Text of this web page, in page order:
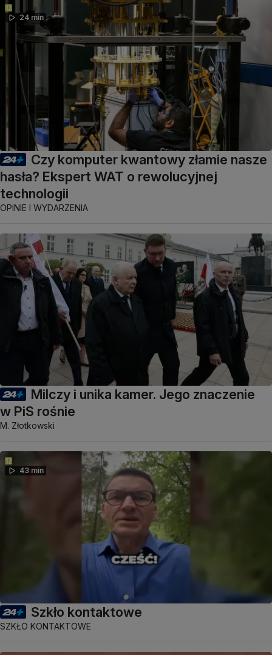
24 min
Czy komputer kwantowy złamie nasze
hasła? Ekspert WAT o rewolucyjnej
technologii
OPINIE I WYDARZENIA
Milczy i unika kamer. Jego znaczenie
w PiS rośnie
M. Złotkowski
43 min
Szkło kontaktowe
SZKŁO KONTAKTOWE